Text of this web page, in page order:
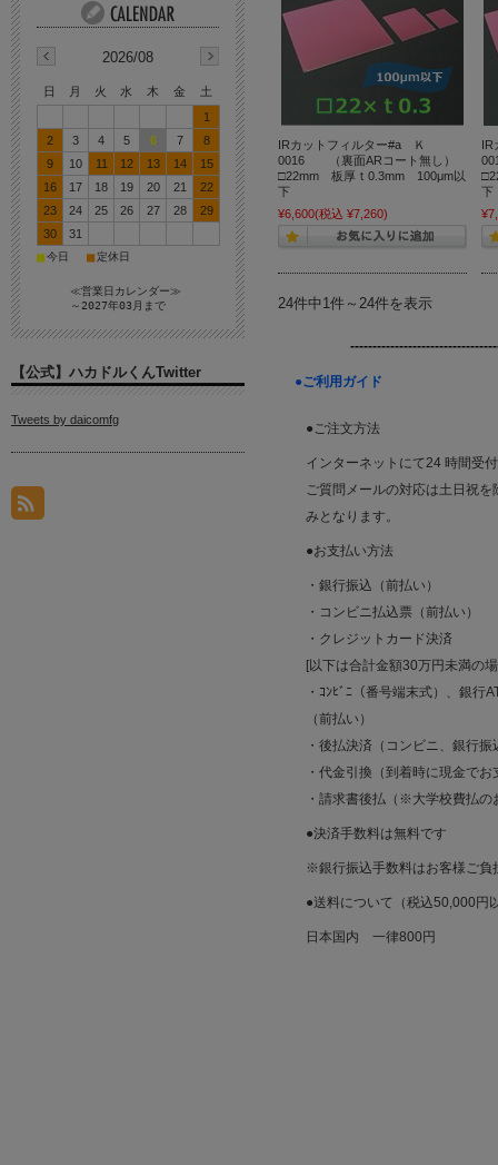
IRカットフィルター#a Ｋ
0016 （裏面ARコート無し）
□22mm 板厚ｔ0.3mm 100μm以
下
¥6,600(税込 ¥7,260)
IR
24件中1件～24件を表示
●ご利用ガイド
●ご注文方法
インターネットにて24 時間受
ご質問メールの対応は土日祝
みとなります。
●お支払い方法
・銀行振込（前払い）
・コンビニ払込票（前払い）
・クレジットカード決済
[以下は合計金額30万円未満の
・ｺﾝﾋﾞﾆ（番号端末式）、銀行
（前払い）
・後払決済（コンビニ、銀行
・代金引換（到着時に現金でお
・請求書後払（※大学校費払の
●決済手数料は無料です
※銀行振込手数料はお客様ご負
●送料について（税込50,000円
日本国内 一律800円
2026/08
日 月 火 水 木 金
土
1
2
3 4 5 6 7
8
9
10 11 12 13 14
15
16
17 18 19 20 21
22
23
24 25 26 27 28
29
30
31
■今日 ■ 定休日
≪営業日カレンダー≫
～2027年03月まで
【公式】ハカドルくんTwitter
Tweets by daicomfg